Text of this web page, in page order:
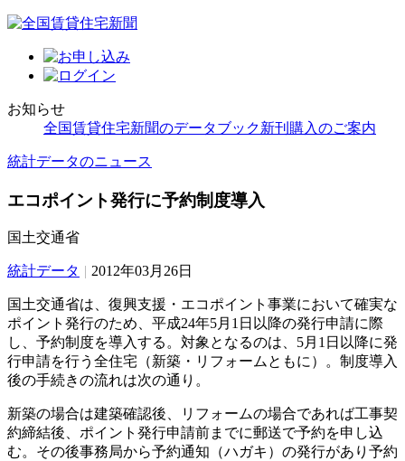
お知らせ
全国賃貸住宅新聞のデータブック新刊購入のご案内
統計データのニュース
エコポイント発行に予約制度導入
国土交通省
統計データ | 2012年03月26日
国土交通省は、復興支援・エコポイント事業において確実な
ポイント発行のため、平成24年5月1日以降の発行申請に際
し、予約制度を導入する。対象となるのは、5月1日以降に発
行申請を行う全住宅（新築・リフォームともに）。制度導入
後の手続きの流れは次の通り。
新築の場合は建築確認後、リフォームの場合であれば工事契
約締結後、ポイント発行申請前までに郵送で予約を申し込
む。その後事務局から予約通知（ハガキ）の発行があり予約